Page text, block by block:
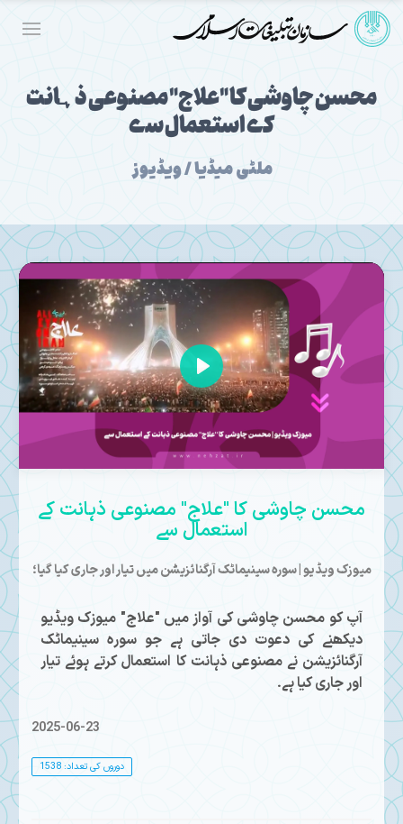
محسن چاوشی کا "علاج" مصنوعی ذہانت
کے استعمال سے
ملٹی میڈیا / ویڈیوز
Mute
Play
محسن چاوشی کا "علاج" مصنوعی ذہانت کے
استعمال سے
میوزک ویڈیو | سورہ سینیماٹک آرگنائزیشن میں تیار اور جاری کیا گیا؛
آپ کو محسن چاوشی کی آواز میں "علاج" میوزک ویڈیو
دیکھنے کی دعوت دی جاتی ہے جو سورہ سینیماٹک
آرگنائزیشن نے مصنوعی ذہانت کا استعمال کرتے ہوئے تیار
اور جاری کیا ہے۔
2025-06-23
دوروں کی تعداد: 1538